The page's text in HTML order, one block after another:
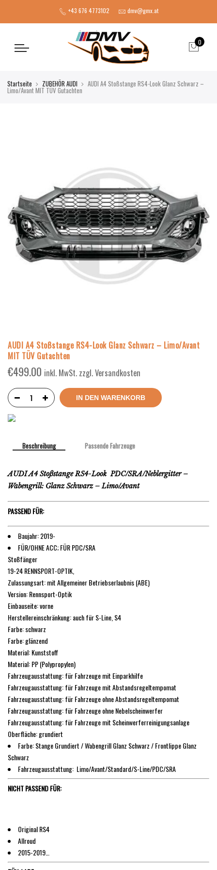
+43 676 4773102 dmv@gmx.at
0
Startseite ZUBEHÖR AUDI AUDI A4 Stoßstange RS4-Look Glanz Schwarz –
Limo/Avant MIT TÜV Gutachten
AUDI A4 Stoßstange RS4-Look Glanz Schwarz – Limo/Avant
MIT TÜV Gutachten
€499.00 inkl. MwSt. zzgl. Versandkosten
IN DEN WARENKORB
Beschreibung Passende Fahrzeuge
AUDI A4 Stoßstange RS4-Look PDC/SRA/Neblergitter –
Wabengrill: Glanz Schwarz – Limo/Avant
PASSEND FÜR:
Baujahr: 2019-
FÜR/OHNE ACC; FÜR PDC/SRA
Stoßfänger
19-24 RENNSPORT-OPTIK,
Zulassungsart: mit Allgemeiner Betriebserlaubnis (ABE)
Version: Rennsport-Optik
Einbauseite: vorne
Herstellereinschränkung: auch für S-Line, S4
Farbe: schwarz
Farbe: glänzend
Material: Kunststoff
Material: PP (Polypropylen)
Fahrzeugausstattung: für Fahrzeuge mit Einparkhilfe
Fahrzeugausstattung: für Fahrzeuge mit Abstandsregeltempomat
Fahrzeugausstattung: für Fahrzeuge ohne Abstandsregeltempomat
Fahrzeugausstattung: für Fahrzeuge ohne Nebelscheinwerfer
Fahrzeugausstattung: für Fahrzeuge mit Scheinwerferreinigungsanlage
Oberfläche: grundiert
Farbe: Stange Grundiert / Wabengrill Glanz Schwarz / Frontlippe Glanz
Schwarz
Fahrzeugausstattung: Limo/Avant/Standard/S-Line/PDC/SRA
NICHT PASSEND FÜR:
Original RS4
Allroud
2015-2019…